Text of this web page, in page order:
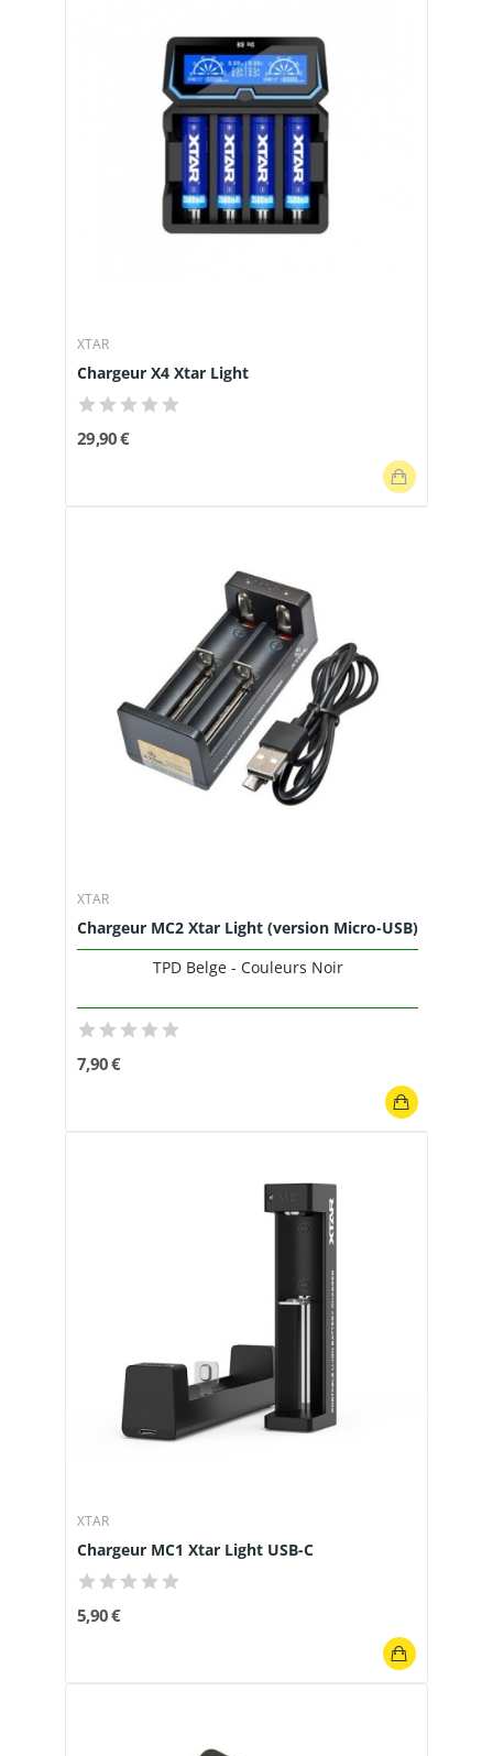
XTAR
Chargeur X4 Xtar Light
29,90 €
XTAR
Chargeur MC2 Xtar Light (version Micro-USB)
TPD Belge - Couleurs Noir
7,90 €
XTAR
Chargeur MC1 Xtar Light USB-C
5,90 €